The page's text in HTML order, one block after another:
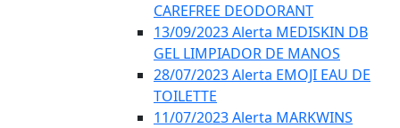
CAREFREE DEODORANT
13/09/2023 Alerta MEDISKIN DB
GEL LIMPIADOR DE MANOS
28/07/2023 Alerta EMOJI EAU DE
TOILETTE
11/07/2023 Alerta MARKWINS